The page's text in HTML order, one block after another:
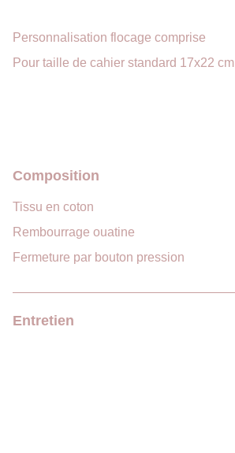
Personnalisation flocage comprise
Pour taille de cahier standard 17x22 cm
Composition
Tissu en coton
Rembourrage ouatine
Fermeture par bouton pression
Entretien